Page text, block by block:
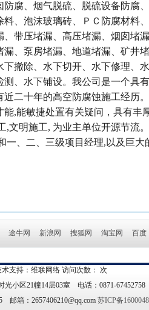
、烟气脱硫、脱硫设备防腐
、泡沫玻璃砖、ＰＣ防腐材料
、带压堵漏、高压堵漏、烟囱堵
、泵房堵漏、地道堵漏、矿井
下撤除、水下切开、水下修理、
测、水下铺设。我公司是一个具
近二十年的高空防腐蚀施工经历
能,能敏捷处置有关疑问，具有
,文明施工, 为业主单位开源节流
一、二、三级项目经理,以及巨大
途牛网 新浪网 搜狐网 淘宝网 百度
支持：维联网络 访问次数： 次
小区21幢14层03室 电话：0871-67452758
箱：2657406210@qq.com 苏ICP备